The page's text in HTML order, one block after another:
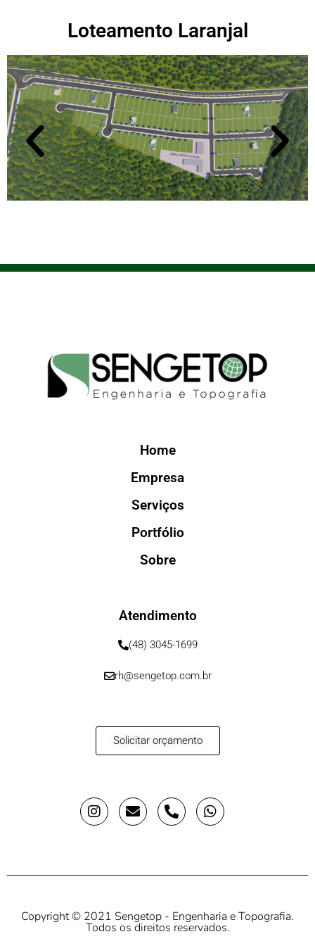
Loteamento Laranjal
Home
Empresa
Serviços
Portfólio
Sobre
Atendimento
(48) 3045-1699
rh@sengetop.com.br
Solicitar orçamento
Copyright © 2021 Sengetop - Engenharia e Topografia.
Todos os direitos reservados.